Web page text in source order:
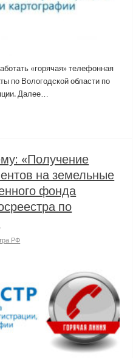
«горячая» телефонная
по Вологодской области по
Далее…
«Получение
на земельные
фонда
по
РФ